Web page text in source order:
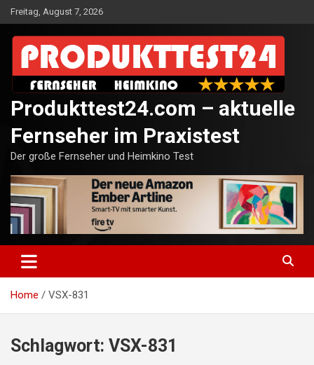
Skip
to
content
Freitag, August 7, 2026
Produkttest24.com – aktuelle
Fernseher im Praxistest
Der große Fernseher und Heimkino Test
Home VSX-831
Schlagwort: VSX-831